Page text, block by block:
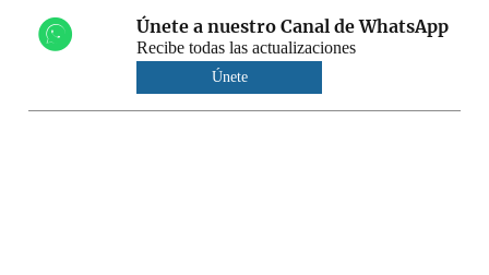
Únete a nuestro Canal de WhatsApp
Recibe todas las actualizaciones
Únete